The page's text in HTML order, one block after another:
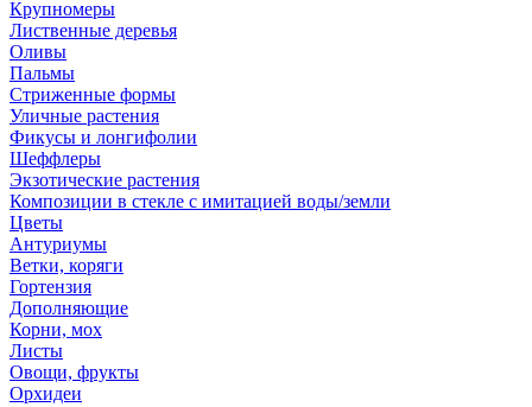
Крупномеры
Лиственные деревья
Оливы
Пальмы
Стриженные формы
Уличные растения
Фикусы и лонгифолии
Шеффлеры
Экзотические растения
Композиции в стекле с имитацией воды/земли
Цветы
Антуриумы
Ветки, коряги
Гортензия
Дополняющие
Корни, мох
Листы
Овощи, фрукты
Орхидеи